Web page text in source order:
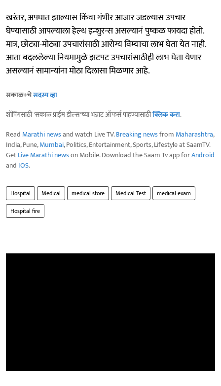
खरंतर, अपघात झाल्यास किंवा गंभीर आजार जडल्यास उपचार
घेण्यासाठी आपल्याला हेल्थ इन्शुरन्स असल्यानं पुष्कळ फायदा होतो.
मात्र, छोट्या-मोठ्या उपचारांसाठी आरोग्य विम्याचा लाभ घेता येत नाही.
आता बदललेल्या नियमामुळे झटपट उपचारांसाठीही लाभ घेता येणार
असल्यानं सामान्यांना मोठा दिलासा मिळणार आहे.
सकाळ+चेसदस्य व्हा
शॉपिंगसाठी 'सकाळ प्राईम डील्स'च्या भन्नाट ऑफर्स पाहण्यासाठीक्लिक करा.
Read Marathi newsand watch Live TV.Breaking newsfrom Maharashtra,
India, Pune,Mumbai, Politics, Entertainment, Sports, Lifestyle at SaamTV.
GetLive Marathi newson Mobile. Download the Saam Tv app forAndroid
and IOS.
Hospital Medical medical store Medical Test
medical exam
Hospital fire